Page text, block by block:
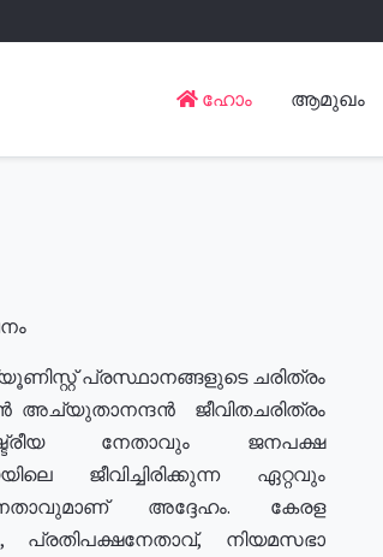
ഹോം ആമുഖം
പ്രസ്ഥാനങ്ങളുടെ ചരിത്രം
അച്യുതാനന്ദൻ ജീവിതചരിത്രം
നേതാവും ജനപക്ഷ
ജീവിച്ചിരിക്കുന്ന ഏറ്റവും
അദ്ദേഹം. കേരള
പ്രതിപക്ഷനേതാവ്, നിയമസഭാ